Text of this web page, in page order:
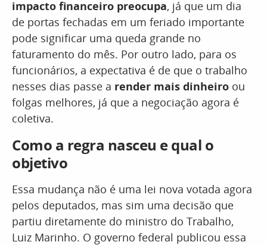
impacto financeiro preocupa, já que um dia
de portas fechadas em um feriado importante
pode significar uma queda grande no
faturamento do mês. Por outro lado, para os
funcionários, a expectativa é de que o trabalho
nesses dias passe a render mais dinheiro ou
folgas melhores, já que a negociação agora é
coletiva.
Como a regra nasceu e qual o
objetivo
Essa mudança não é uma lei nova votada agora
pelos deputados, mas sim uma decisão que
partiu diretamente do ministro do Trabalho,
Luiz Marinho. O governo federal publicou essa